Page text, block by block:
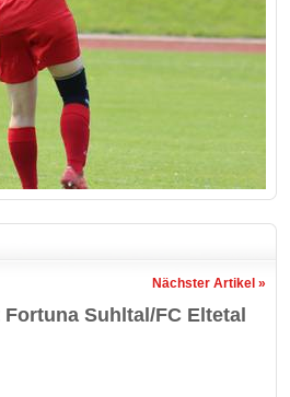
Nächster Artikel »
Suhltal/FC Eltetal